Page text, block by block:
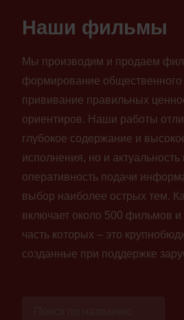
Наши фильмы
Мы производим и продаем
формирование
прививание правильных
ориентиров. Наши работы
глубокое содержание и
исполнения, но и актуальность
оперативность подачи
выбор наиболее острых тем.
включает около 500 фильмов
часть которых – это
созданные при поддержке